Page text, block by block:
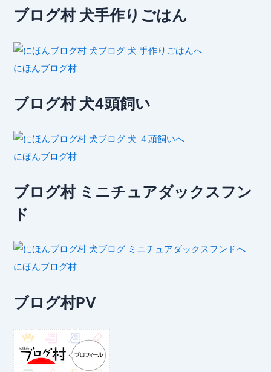
ブログ村 犬手作りごはん
にほんブログ村
ブログ村 犬4頭飼い
にほんブログ村
ブログ村 ミニチュアダックスフン
ド
にほんブログ村
ブログ村PV